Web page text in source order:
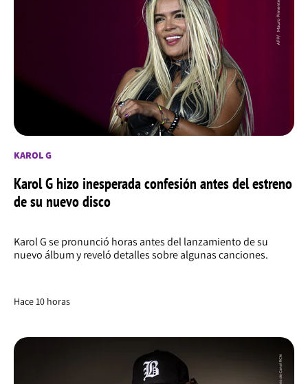
KAROL G
Karol G hizo inesperada confesión antes del estreno
de su nuevo disco
Karol G se pronunció horas antes del lanzamiento de su
nuevo álbum y reveló detalles sobre algunas canciones.
Hace 10 horas